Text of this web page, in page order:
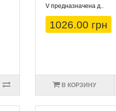
V предназначена д..
1026.00 грн
В КОРЗИНУ